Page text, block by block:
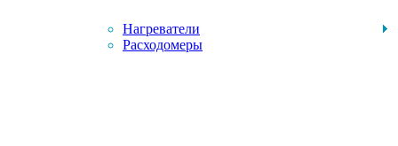
Нагреватели
Расходомеры